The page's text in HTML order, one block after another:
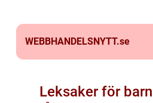
WEBBHANDELSNYTT.se
Leksaker för